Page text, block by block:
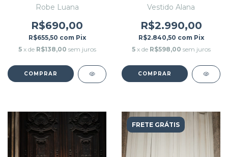
Robe Luana
R$690,00
R$655,50 com Pix
5 x de R$138,00 sem juros
COMPRAR
Vestido Alana
R$2.990,00
R$2.840,50 com Pix
5 x de R$598,00 sem juros
COMPRAR
FRETE GRÁTIS